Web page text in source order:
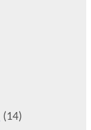
(14)